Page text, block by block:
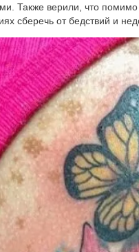
Также верили, что
сберечь от бедствий и